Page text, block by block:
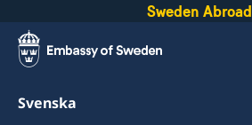
Sweden Abroad
Svenska